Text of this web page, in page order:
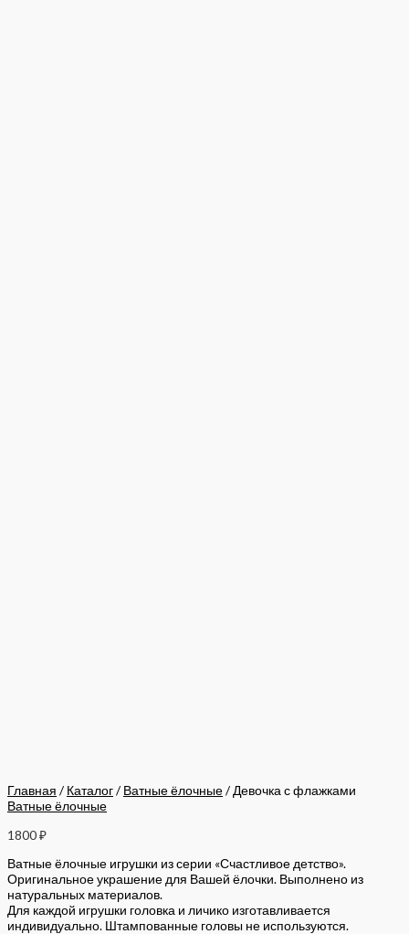
Главная / Каталог/ Ватные ёлочные/ Девочка с флажками
Ватные ёлочные
1800₽
Ватные ёлочные игрушки из серии «Счастливое детство».
Оригинальное украшение для Вашей ёлочки. Выполнено из
натуральных материалов.
Для каждой игрушки головка и личико изготавливается
индивидуально. Штампованные головы не используются.